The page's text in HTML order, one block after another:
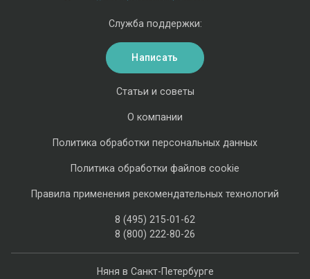
Няня в Санкт-Петербурге
Статьи и советы
О компании
Политика обработки персональных данных
Политика обработки файлов cookie
Правила применения рекомендательных технологий
8 (495) 215-01-62
8 (800) 222-80-26
Служба поддержки:
Написать